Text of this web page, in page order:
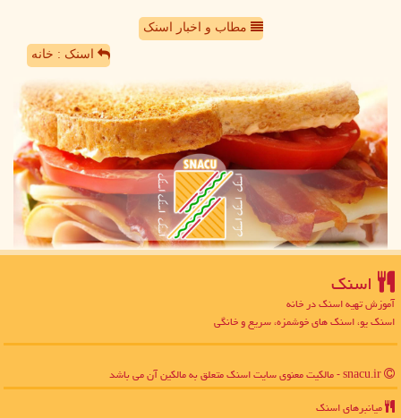
مطاب و اخبار اسنک
اسنک : خانه
اسنك
آموزش تهیه اسنک در خانه
اسنک یو، اسنک های خوشمزه، سریع و خانگی
میانبرهای اسنك